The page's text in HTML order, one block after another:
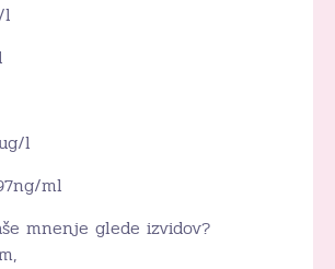
l
l
ml
mnenje glede izvidov?